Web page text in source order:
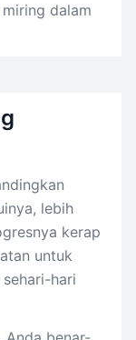
dalam
lebih
kerap
untuk
hari